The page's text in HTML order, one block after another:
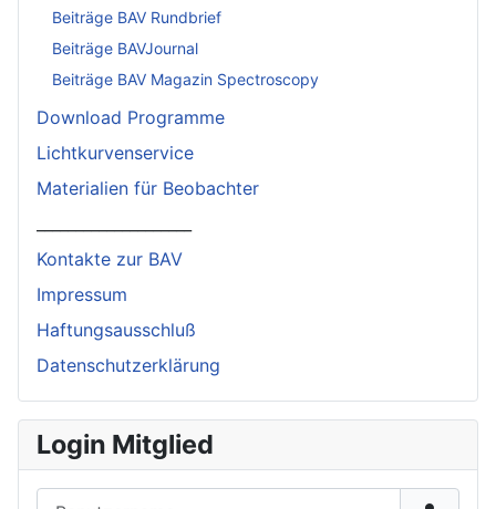
Beiträge BAV Rundbrief
Beiträge BAVJournal
Beiträge BAV Magazin Spectroscopy
Download Programme
Lichtkurvenservice
Materialien für Beobachter
Kontakte zur BAV
Impressum
Haftungsausschluß
Datenschutzerklärung
Login Mitglied